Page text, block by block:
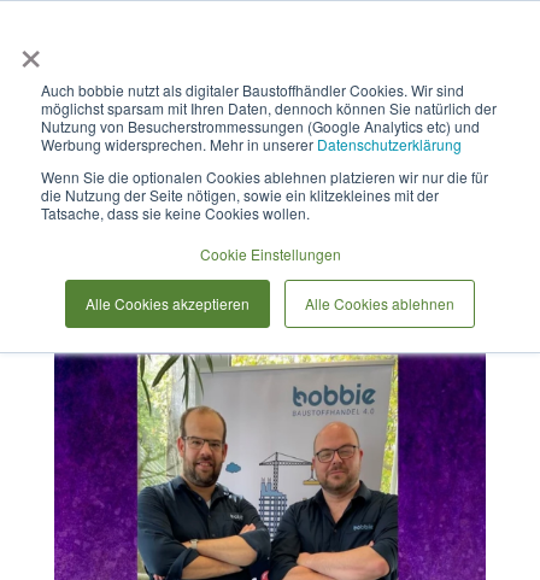
×
Auch bobbie nutzt als digitaler Baustoffhändler Cookies. Wir sind
möglichst sparsam mit Ihren Daten, dennoch können Sie natürlich der
Nutzung von Besucherstrommessungen (Google Analytics etc) und
Werbung widersprechen. Mehr in unserer Datenschutzerklärung
Wenn Sie die optionalen Cookies ablehnen platzieren wir nur die für
die Nutzung der Seite nötigen, sowie ein klitzekleines mit der
Tatsache, dass sie keine Cookies wollen.
Cookie Einstellungen
Alle Cookies akzeptieren Alle Cookies ablehnen
Bobbie zu Gast im Podcast
WirliebenHandwerk.digital